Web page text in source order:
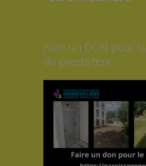
Faire un DON pour
du presbytère